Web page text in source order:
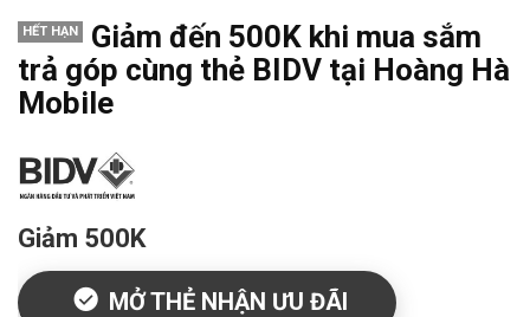
HẾT HẠN
Giảm đến 500K khi mua sắm
trả góp cùng thẻ BIDV tại Hoàng Hà
Mobile
Giảm 500K
MỞ THẺ NHẬN ƯU ĐÃI